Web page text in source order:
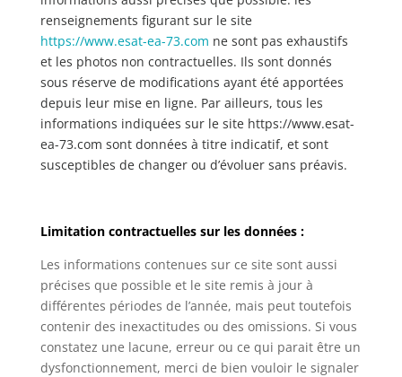
renseignements figurant sur le site
https://www.esat-ea-73.com ne sont pas exhaustifs
et les photos non contractuelles. Ils sont donnés
sous réserve de modifications ayant été apportées
depuis leur mise en ligne. Par ailleurs, tous les
informations indiquées sur le site https://www.esat-
ea-73.com sont données à titre indicatif, et sont
susceptibles de changer ou d’évoluer sans préavis.
Limitation contractuelles sur les données :
Les informations contenues sur ce site sont aussi
précises que possible et le site remis à jour à
différentes périodes de l’année, mais peut toutefois
contenir des inexactitudes ou des omissions. Si vous
constatez une lacune, erreur ou ce qui parait être un
dysfonctionnement, merci de bien vouloir le signaler